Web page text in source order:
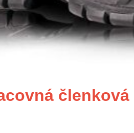
členková